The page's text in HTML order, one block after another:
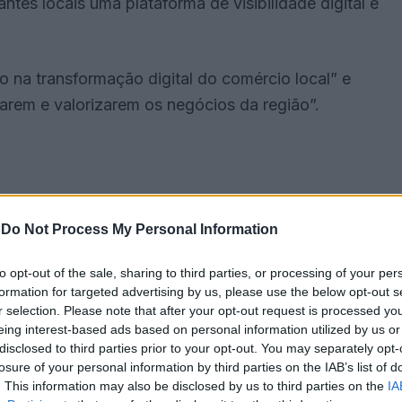
Do Not Process My Personal Information
opt-out of the sale, sharing to third parties, or processing of your
for targeted advertising by us, please use the below opt-out
selection. Please note that after your opt-out request is processed
interest-based ads based on personal information utilized by us
to third parties prior to your opt-out. You may separately
of your personal information by third parties on the IAB’s list of
This information may also be disclosed by us to third parties on the
na transformação digital do comércio local” e
e valorizarem os negócios da região”.
Câmara de Beja em consórcio com o